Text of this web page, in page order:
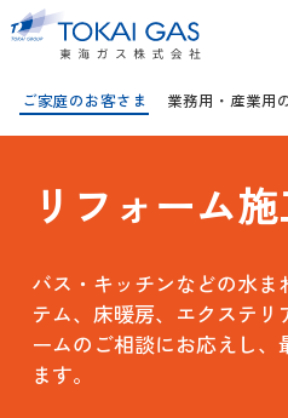
ご家庭のお客さま 業務用・産業用
リフォーム
バス・キッチンなどの水ま
テム、床暖房、エクステリ
ームのご相談にお応えし、
ます。